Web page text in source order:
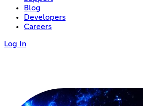
Blog
Developers
Careers
Log In